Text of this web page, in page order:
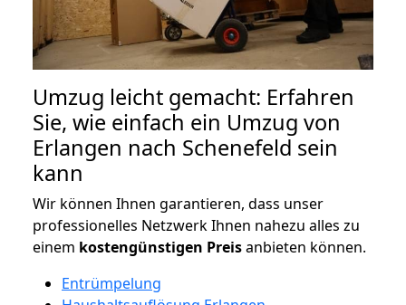
Umzug leicht gemacht: Erfahren
Sie, wie einfach ein Umzug von
Erlangen nach Schenefeld sein
kann
Wir können Ihnen garantieren, dass unser
professionelles Netzwerk Ihnen nahezu alles zu
einem kostengünstigen Preisanbieten können.
Entrümpelung